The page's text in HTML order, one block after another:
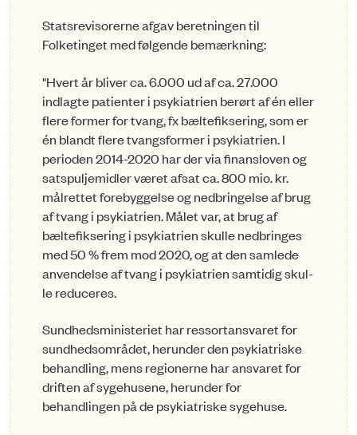
Statsrevisorerne afgav beretningen til
Folketinget med følgende bemærkning:
"Hvert år bliver ca. 6.000 ud af ca. 27.000
indlagte patienter i psykiatrien be­rørt af én eller
flere former for tvang, fx bæltefiksering, som er
én blandt flere tvangsformer i psykiatrien. I
perioden 2014-2020 har der via finansloven og
satspuljemidler været afsat ca. 800 mio. kr.
målrettet forebyggelse og nedbringelse af brug
af tvang i psykiatrien. Målet var, at brug af
bæltefiksering i psykiatrien skulle nedbringes
med 50 % frem mod 2020, og at den samlede
anvendelse af tvang i psykiatrien samtidig skul­
le reduceres.
Sundhedsministeriet har ressortansvaret for
sundhedsområdet, herunder den psykiatriske
behandling, mens regionerne har ansvaret for
driften af sygehusene, herunder for
behandlingen på de psykiatriske sygehuse.